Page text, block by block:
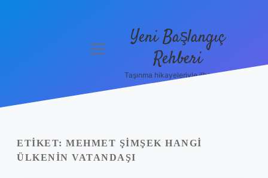
Politikası
Yasal Uyarı
menüyü
Yeni Başlangıç
Rehberi
Taşınma hikayeleriyle ilham bul!
ETIKET: MEHMET ŞIMŞEK HANGI
ÜLKENIN VATANDAŞI